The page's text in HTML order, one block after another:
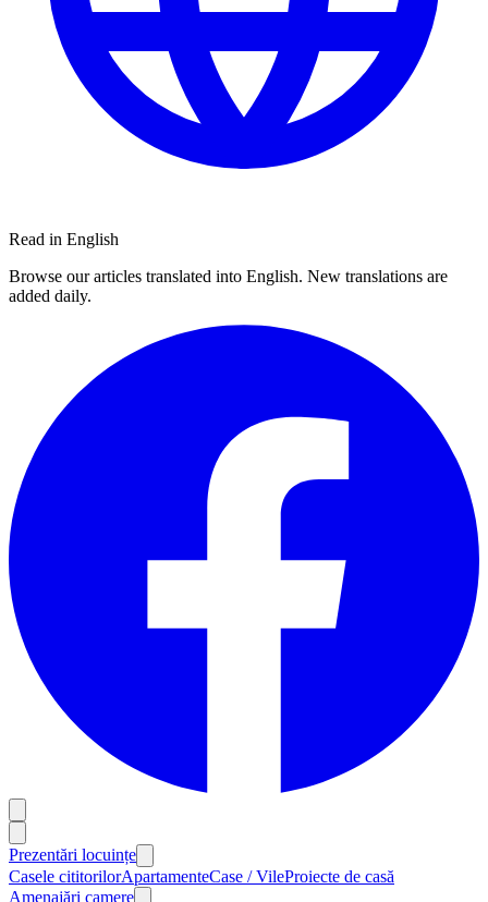
Read in English
Browse our articles translated into English. New translations are
added daily.
Prezentări locuințe
Casele cititorilorApartamenteCase / VileProiecte de casă
Amenajări camere